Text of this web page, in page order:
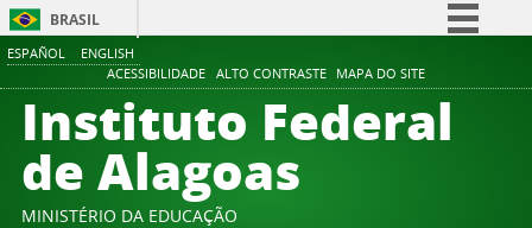
ESPAÑOL ENGLISH
ACESSIBILIDADE ALTO CONTRASTE MAPA DO SITE
BRASIL
Comunica BR
Participe
Instituto Federal
de Alagoas
MINISTÉRIO DA EDUCAÇÃO